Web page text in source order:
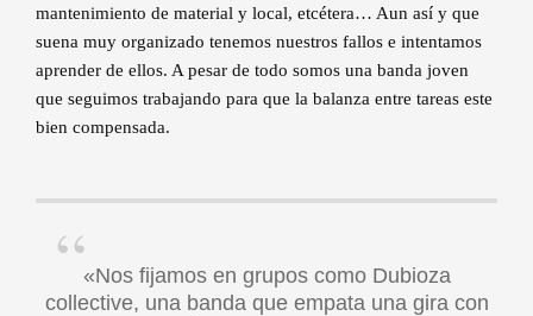
mantenimiento de material y local, etcétera… Aun así y que
suena muy organizado tenemos nuestros fallos e intentamos
aprender de ellos. A pesar de todo somos una banda joven
que seguimos trabajando para que la balanza entre tareas este
bien compensada.
«Nos fijamos en grupos como Dubioza
collective, una banda que empata una gira con